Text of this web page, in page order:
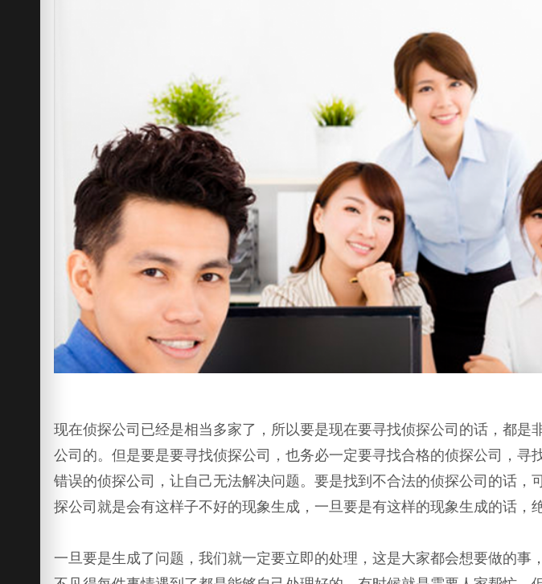
现在侦探公司已经是相当多家了，所以要是现在要寻找侦探公司的话，都
公司的。但是要是要寻找侦探公司，也务必一定要寻找合格的侦探公司，
错误的侦探公司，让自己无法解决问题。要是找到不合法的侦探公司的话
探公司就是会有这样子不好的现象生成，一旦要是有这样的现象生成的话，
一旦要是生成了问题，我们就一定要立即的处理，这是大家都会想要做的